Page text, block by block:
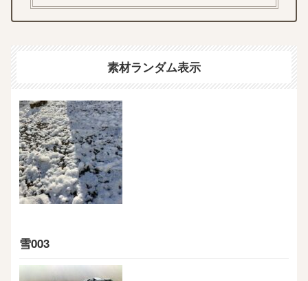
素材ランダム表示
雪003